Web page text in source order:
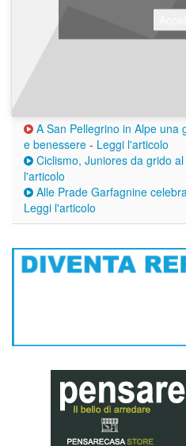
A San Pellegrino in Alpe una
e benessere - Leggi l'articolo
Ciclismo, Juniores da grido
l'articolo
Alle Prade Garfagnine
Leggi l'articolo